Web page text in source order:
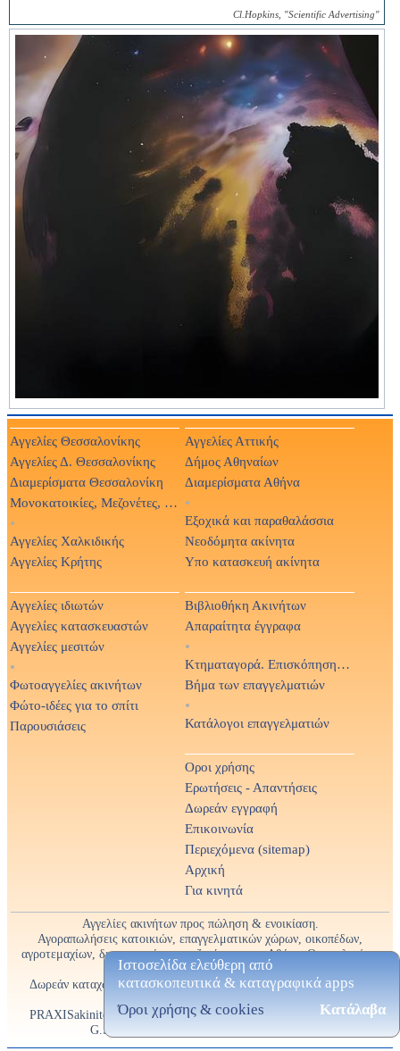
Cl.Hopkins, "Scientific Advertising"
Αγγελίες Θεσσαλονίκης
Αγγελίες Δ. Θεσσαλονίκης
Διαμερίσματα Θεσσαλονίκη
Μονοκατοικίες, Μεζονέτες, Βίλες
•
Αγγελίες Χαλκιδικής
Αγγελίες Κρήτης
Αγγελίες Αττικής
Δήμος Αθηναίων
Διαμερίσματα Αθήνα
•
Εξοχικά και παραθαλάσσια
Νεοδόμητα ακίνητα
Υπο κατασκευή ακίνητα
Αγγελίες ιδιωτών
Αγγελίες κατασκευαστών
Αγγελίες μεσιτών
•
Φωτοαγγελίες ακινήτων
Φώτο-ιδέες για το σπίτι
Παρουσιάσεις
Βιβλιοθήκη Ακινήτων
Απαραίτητα έγγραφα
•
Κτηματαγορά. Επισκόπηση Τύπου
Βήμα των επαγγελματιών
•
Κατάλογοι επαγγελματιών
Οροι χρήσης
Ερωτήσεις - Απαντήσεις
Δωρεάν εγγραφή
Επικοινωνία
Περιεχόμενα (sitemap)
Αρχική
Για κινητά
Αγγελίες ακινήτων προς πώληση & ενοικίαση.
Αγοραπωλήσεις κατοικιών, επαγγελματικών χώρων, οικοπέδων,
αγροτεμαχίων, διαμερισμάτων, μεζονέτων στην Αθήνα, Θεσσαλονίκη,
Χαλκιδική και όλη την Ελλάδα.
Δωρεάν καταχώρηση αγγελίες και φωτοαγγελίες ακινήτων. Δωρεάν
PRAXISakiniton - Ακίνητα στην Ελλάδα. Real Estate in Greece. ©
G.Skoutas • 0030 6971 699 270 • geodi.net
Ιστοσελίδα ελεύθερη από
κατασκοπευτικά & καταγραφικά apps
Όροι χρήσης & cookies
Κατάλαβα